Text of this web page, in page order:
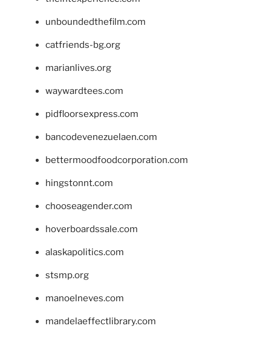
unboundedthefilm.com
catfriends-bg.org
marianlives.org
waywardtees.com
pidfloorsexpress.com
bancodevenezuelaen.com
bettermoodfoodcorporation.com
hingstonnt.com
chooseagender.com
hoverboardssale.com
alaskapolitics.com
stsmp.org
manoelneves.com
mandelaeffectlibrary.com